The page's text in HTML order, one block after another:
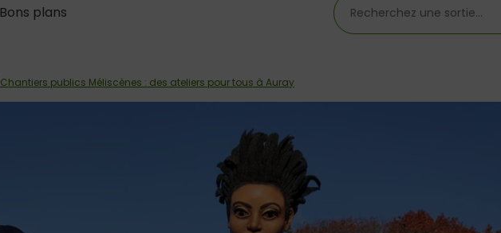
Bons plans
Chantiers publics Méliscènes : des ateliers pour tous à Auray